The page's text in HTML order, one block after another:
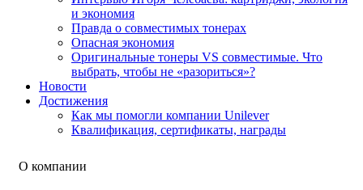
и экономия
Правда о совместимых тонерах
Опасная экономия
Оригинальные тонеры VS совместимые. Что
выбрать, чтобы не «разориться»?
Новости
Достижения
Как мы помогли компании Unilever
Квалификация, сертификаты, награды
О компании